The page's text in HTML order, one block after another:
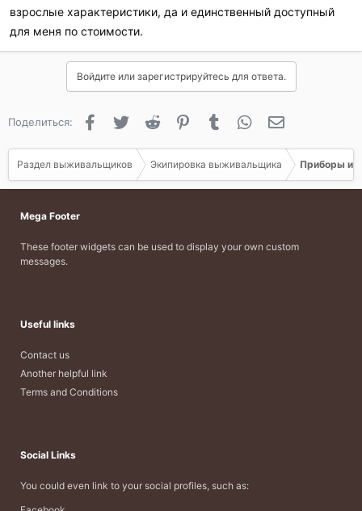
взрослые характеристики, да и единственный доступный
для меня по стоимости.
Войдите или зарегистрируйтесь для ответа.
Поделиться: FacebookTwitter Reddit PinterestTumblr WhatsApp
Раздел выживальщиков Экипировка выживальщика Приборы и
Mega Footer
These footer widgets can be used to display your own custom
messages.
Useful links
Contact us
Another helpful link
Terms and Conditions
Social Links
You could even link to your social profiles, such as: